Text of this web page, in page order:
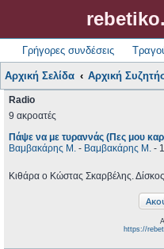
Γρήγορες συνδέσεις
Αρχική Σελίδα Αρχική
Radio
9 ακροατές
Πάψε να με τυραννάς (Πες μου
Βαμβακάρης Μ. - Βαμβακάρης Μ. -
Κιθάρα ο Κώστας Σκαρβέλης.
https://